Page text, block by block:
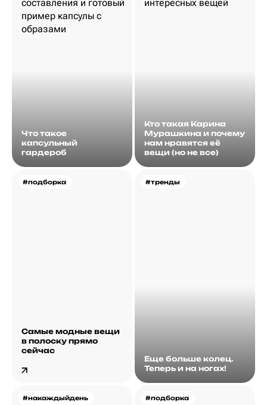
Что такое
капсульный
гардероб
Кто такая Карина
Мурашкина и почему
нам нравятся её
вещи (но не все)
#подборка
Самые модные вещи
в полоску прямо
сейчас
#тренды
Еще больше колец.
Теперь и на ногах!
#накаждыйдень #подборка